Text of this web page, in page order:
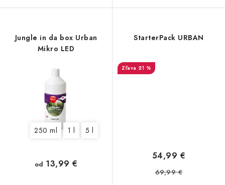
Jungle in da box Urban
Mikro LED
250 ml 1 l 5 l
od 13,99 €
StarterPack URBAN
21 %
54,99 €
69,99 €